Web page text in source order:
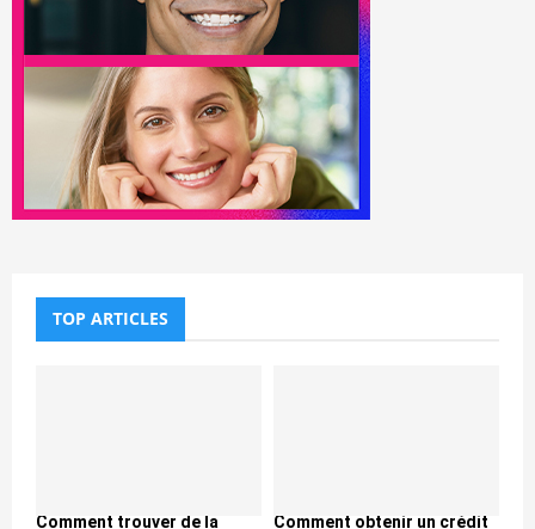
TOP ARTICLES
Comment trouver de la
Comment obtenir un crédit